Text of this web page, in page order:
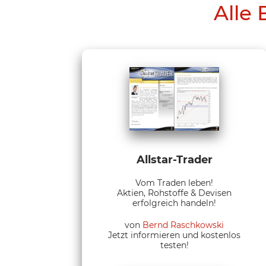
Alle
Allstar-Trader
Vom Traden leben!
Aktien, Rohstoffe & Devisen
erfolgreich handeln!
von Bernd Raschkowski
Jetzt informieren und kostenlos
testen!